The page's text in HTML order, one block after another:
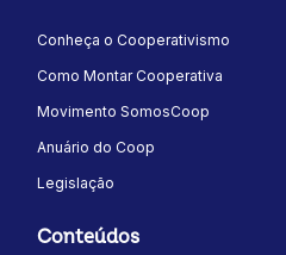
Conheça o Cooperativismo
Como Montar Cooperativa
Movimento SomosCoop
Anuário do Coop
Legislação
Conteúdos